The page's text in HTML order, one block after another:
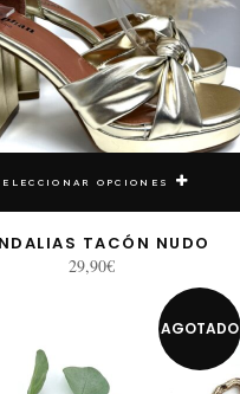
OPCIONES
TACÓN NUDO
29,90€
AGOTADO